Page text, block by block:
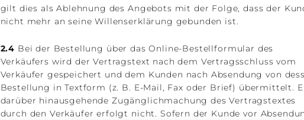
gilt dies als Ablehnung des Angebots mit der Folge, dass der
nicht mehr an seine Willenserklärung gebunden ist.
2.4 Bei der Bestellung über das Online-Bestellformular des
Verkäufers wird der Vertragstext nach dem Vertragsschluss vom
Verkäufer gespeichert und dem Kunden nach Absendung von
Bestellung in Textform (z. B. E-Mail, Fax oder Brief) übermittelt.
darüber hinausgehende Zugänglichmachung des Vertragstextes
durch den Verkäufer erfolgt nicht. Sofern der Kunde vor